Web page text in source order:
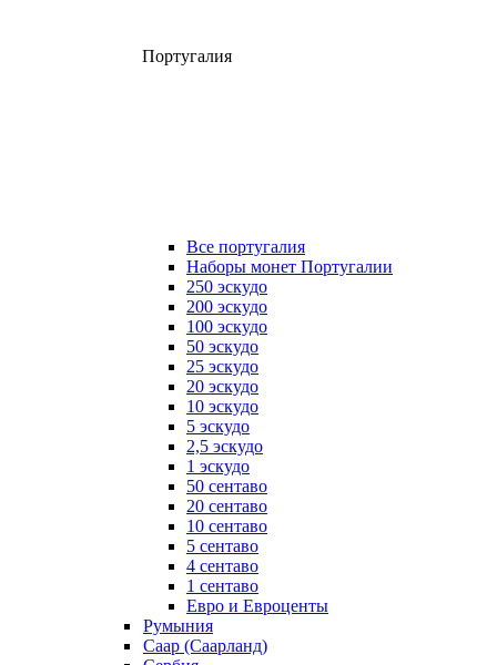
Португалия
Все португалия
Наборы монет Португалии
250 эскудо
200 эскудо
100 эскудо
50 эскудо
25 эскудо
20 эскудо
10 эскудо
5 эскудо
2,5 эскудо
1 эскудо
50 сентаво
20 сентаво
10 сентаво
5 сентаво
4 сентаво
1 сентаво
Евро и Евроценты
Румыния
Саар (Саарланд)